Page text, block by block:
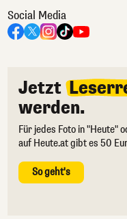
Social Media
Jetzt
werden.
Für jedes Foto in "Heute"
auf Heute.at gibt es 50
So geht's